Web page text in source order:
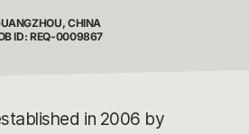
CHINA
ID: REQ-0009867
in 2006 by